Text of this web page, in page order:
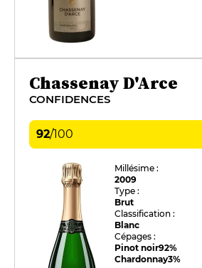
Chassenay D'Arce
CONFIDENCES
92/100
Millésime :
2009
Type :
Brut
Classification :
Blanc
Cépages :
Pinot noir92%
Chardonnay3%